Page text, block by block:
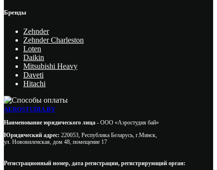
Бренды
Zehnder
Zehnder Charleston
Loten
Daikin
Mitsubishi Heavy
Daveti
Hitachi
AEROSTUDIA.BY
Наименование юридического лица - ООО «Аэростудия бай»
Юридический адрес: 220053, Республика Беларусь, г.Минск,
ул. Нововиленская, дом 48, помещение 17
Регистрационный номер, дата регистрации, регистрирующий орган: